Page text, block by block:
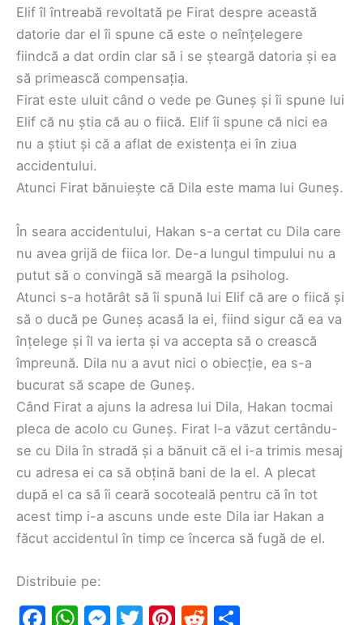
Elif îl întreabă revoltată pe Firat despre această
datorie dar el îi spune că este o neînțelegere
fiindcă a dat ordin clar să i se șteargă datoria și ea
să primească compensația.
Firat este uluit când o vede pe Guneș și îi spune lui
Elif că nu știa că au o fiică. Elif îi spune că nici ea
nu a știut și că a aflat de existența ei în ziua
accidentului.
Atunci Firat bănuiește că Dila este mama lui Guneș.
În seara accidentului, Hakan s-a certat cu Dila care
nu avea grijă de fiica lor. De-a lungul timpului nu a
putut să o convingă să meargă la psiholog.
Atunci s-a hotărât să îi spună lui Elif că are o fiică și
să o ducă pe Guneș acasă la ei, fiind sigur că ea va
înțelege și îl va ierta și va accepta să o crească
împreună. Dila nu a avut nici o obiecție, ea s-a
bucurat să scape de Guneș.
Când Firat a ajuns la adresa lui Dila, Hakan tocmai
pleca de acolo cu Guneș. Firat l-a văzut certându-
se cu Dila în stradă și a bănuit că el i-a trimis mesaj
cu adresa ei ca să obțină bani de la el. A plecat
după el ca să îi ceară socoteală pentru că în tot
acest timp i-a ascuns unde este Dila iar Hakan a
făcut accidentul în timp ce încerca să fugă de el.
Distribuie pe:
F W M T Pi R